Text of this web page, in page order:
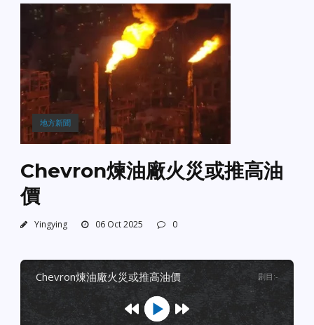
地方新聞
Chevron煉油廠火災或推高油
價
Yingying 06 Oct 2025 0
chevron煉油廠火災或推高油價 剧目 :-